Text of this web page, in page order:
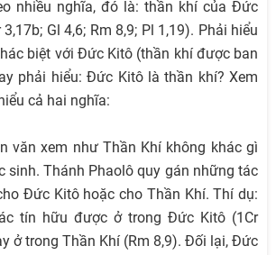
nhiều nghĩa, đó là: thần khí của Đức
Gl 4,6; Rm 8,9; Pl 1,19). Phải hiểu
biệt với Đức Kitô (thần khí được ban
phải hiểu: Đức Kitô là thần khí? Xem
cả hai nghĩa:
văn xem như Thần Khí không khác gì
sinh. Thánh Phaolô quy gán những tác
Đức Kitô hoặc cho Thần Khí. Thí dụ:
tín hữu được ở trong Đức Kitô (1Cr
ở trong Thần Khí (Rm 8,9). Đối lại, Đức